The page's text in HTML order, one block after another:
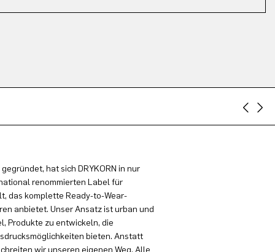
hat sich DRYKORN in nur
renommierten Label für
das komplette Ready-to-Wear-
anbietet. Unser Ansatz ist urban und
Produkte zu entwickeln, die
bieten. Anstatt
wir unseren eigenen Weg. Alle